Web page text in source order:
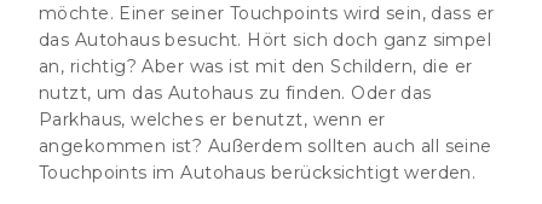
möchte. Einer seiner Touchpoints wird sein, dass er
das Autohaus besucht. Hört sich doch ganz simpel
an, richtig? Aber was ist mit den Schildern, die er
nutzt, um das Autohaus zu finden. Oder das
Parkhaus, welches er benutzt, wenn er
angekommen ist? Außerdem sollten auch all seine
Touchpoints im Autohaus berücksichtigt werden.